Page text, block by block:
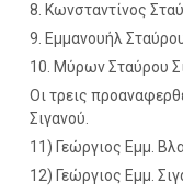
8. Κωνσταντίνος
9. Εμμανουήλ
10. Μύρων Σταύρου
Οι τρεις
Σιγανού.
11) Γεώργιος Εμμ.
12) Γεώργιος Εμμ.